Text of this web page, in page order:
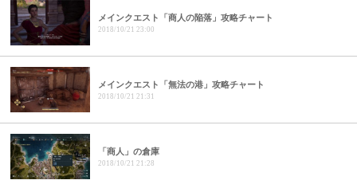
メインクエスト「商人の陥落」攻略チャート
2018/10/21 23:00
メインクエスト「無法の港」攻略チャート
2018/10/21 21:31
「商人」の倉庫
2018/10/21 21:28